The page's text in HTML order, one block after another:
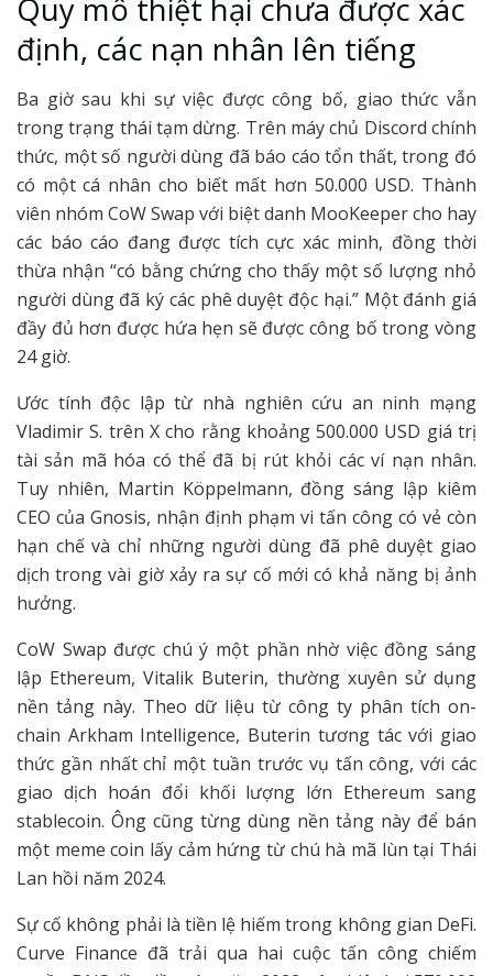
Quy mô thiệt hại chưa được xác
định, các nạn nhân lên tiếng
Ba giờ sau khi sự việc được công bố, giao thức vẫn
trong trạng thái tạm dừng. Trên máy chủ Discord chính
thức, một số người dùng đã báo cáo tổn thất, trong đó
có một cá nhân cho biết mất hơn 50.000 USD. Thành
viên nhóm CoW Swap với biệt danh MooKeeper cho hay
các báo cáo đang được tích cực xác minh, đồng thời
thừa nhận “có bằng chứng cho thấy một số lượng nhỏ
người dùng đã ký các phê duyệt độc hại.” Một đánh giá
đầy đủ hơn được hứa hẹn sẽ được công bố trong vòng
24 giờ.
Ước tính độc lập từ nhà nghiên cứu an ninh mạng
Vladimir S. trên X cho rằng khoảng 500.000 USD giá trị
tài sản mã hóa có thể đã bị rút khỏi các ví nạn nhân.
Tuy nhiên, Martin Köppelmann, đồng sáng lập kiêm
CEO của Gnosis, nhận định phạm vi tấn công có vẻ còn
hạn chế và chỉ những người dùng đã phê duyệt giao
dịch trong vài giờ xảy ra sự cố mới có khả năng bị ảnh
hưởng.
CoW Swap được chú ý một phần nhờ việc đồng sáng
lập Ethereum, Vitalik Buterin, thường xuyên sử dụng
nền tảng này. Theo dữ liệu từ công ty phân tích on-
chain Arkham Intelligence, Buterin tương tác với giao
thức gần nhất chỉ một tuần trước vụ tấn công, với các
giao dịch hoán đổi khối lượng lớn Ethereum sang
stablecoin. Ông cũng từng dùng nền tảng này để bán
một meme coin lấy cảm hứng từ chú hà mã lùn tại Thái
Lan hồi năm 2024.
Sự cố không phải là tiền lệ hiếm trong không gian DeFi.
Curve Finance đã trải qua hai cuộc tấn công chiếm